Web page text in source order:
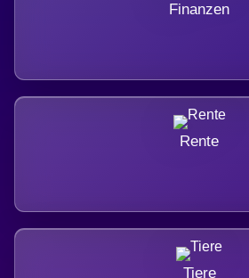
Finanzen
Rente
Tiere